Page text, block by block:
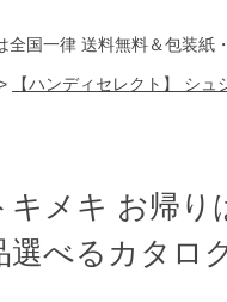
国一律 送料無料＆包装紙
【ハンディセレクト】 シ
キメキ お帰り
選べるカタロ